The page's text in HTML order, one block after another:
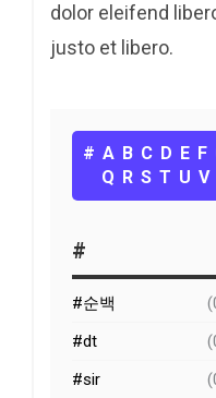
dolor eleifend
justo et libero.
# A B C D E F
Q R S T U V
#
#순백
#dt
#sir